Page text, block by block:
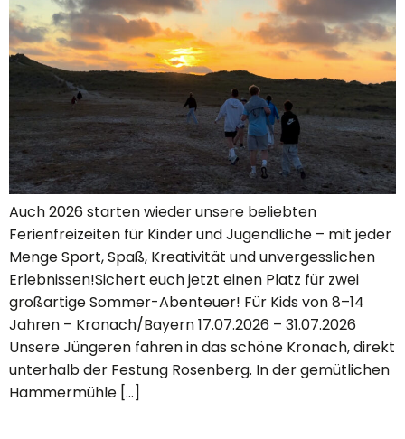
Auch 2026 starten wieder unsere beliebten
Ferienfreizeiten für Kinder und Jugendliche – mit jeder
Menge Sport, Spaß, Kreativität und unvergesslichen
Erlebnissen!Sichert euch jetzt einen Platz für zwei
großartige Sommer-Abenteuer! Für Kids von 8–14
Jahren – Kronach/Bayern 17.07.2026 – 31.07.2026
Unsere Jüngeren fahren in das schöne Kronach, direkt
unterhalb der Festung Rosenberg. In der gemütlichen
Hammermühle […]